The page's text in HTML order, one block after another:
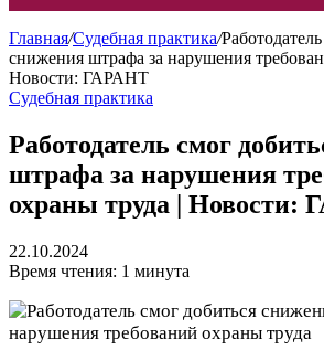
Главная/Судебная практика/
снижения штрафа за нарушения
Новости: ГАРАНТ
Судебная практика
Работодатель смог
штрафа за нарушения
охраны труда | Новости:
22.10.2024
Время чтения: 1 минута